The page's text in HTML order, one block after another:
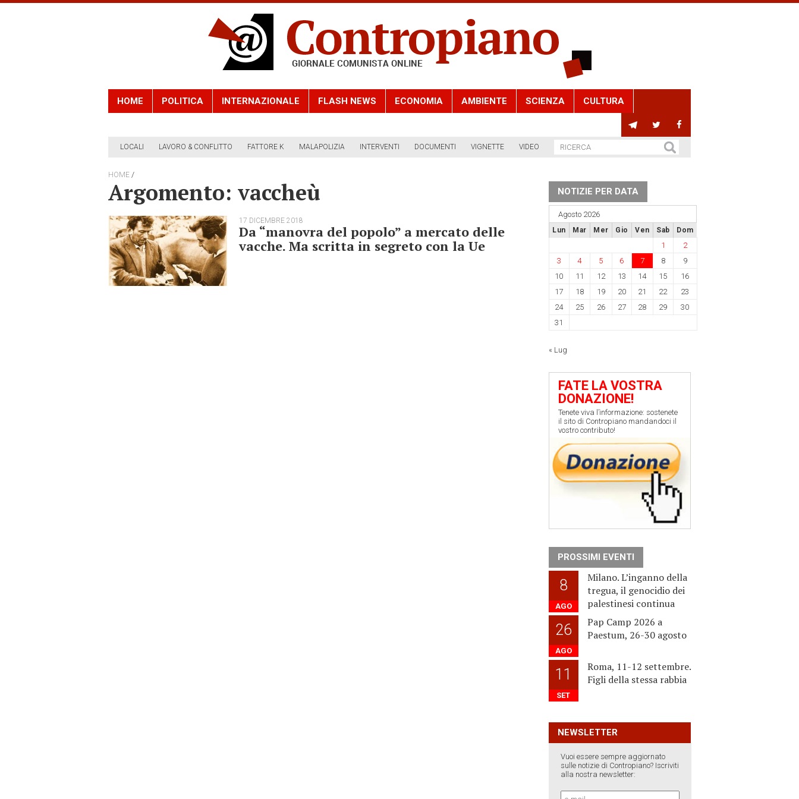
HOME POLITICA INTERNAZIONALE FLASH NEWS ECONOMIA AMBIENTE SCIENZA CULTURA
LOCALI LAVORO & CONFLITTO FATTORE K MALAPOLIZIA INTERVENTI DOCUMENTI VIGNETTE VIDEO
HOME /
Argomento: vaccheù
17 DICEMBRE 2018
Da “manovra del popolo” a mercato delle
vacche. Ma scritta in segreto con la Ue
NOTIZIE PER DATA
Agosto 2026
Lun Mar Mer Gio Ven Sab Dom
1
2
3
4 5 6 7 8
9
10
11 12 13 14 15
16
17
18 19 20 21 22
23
24
25 26 27 28 29
30
31
« Lug
FATE LA VOSTRA
DONAZIONE!
Tenete viva l’informazione: sostenete
il sito di Contropiano mandandoci il
vostro contributo!
PROSSIMI EVENTI
8
AGO
Milano. L’inganno della
tregua, il genocidio dei
palestinesi continua
26
AGO
Pap Camp 2026 a
Paestum, 26-30 agosto
11
SET
Roma, 11-12 settembre.
Figli della stessa rabbia
NEWSLETTER
Vuoi essere sempre aggiornato
sulle notizie di Contropiano? Iscriviti
alla nostra newsletter: